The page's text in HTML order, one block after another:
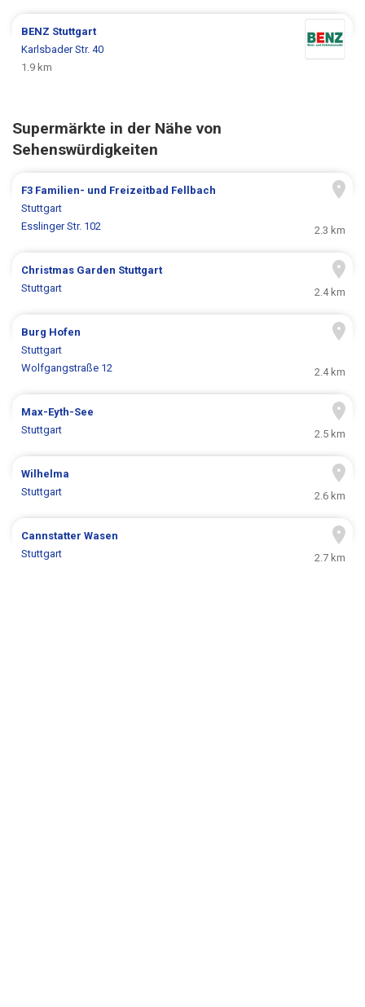
BENZ Stuttgart
Karlsbader Str. 40
1.9 km
Supermärkte in der Nähe von
Sehenswürdigkeiten
F3 Familien- und Freizeitbad Fellbach
Stuttgart
Esslinger Str. 102
2.3 km
Christmas Garden Stuttgart
Stuttgart
2.4 km
Burg Hofen
Stuttgart
Wolfgangstraße 12
2.4 km
Max-Eyth-See
Stuttgart
2.5 km
Wilhelma
Stuttgart
2.6 km
Cannstatter Wasen
Stuttgart
2.7 km